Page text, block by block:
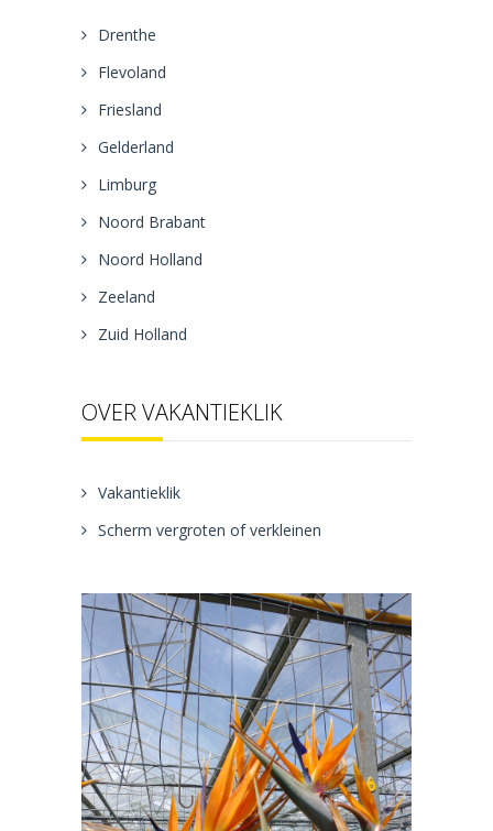
Drenthe
Flevoland
Friesland
Gelderland
Limburg
Noord Brabant
Noord Holland
Zeeland
Zuid Holland
OVER VAKANTIEKLIK
Vakantieklik
Scherm vergroten of verkleinen